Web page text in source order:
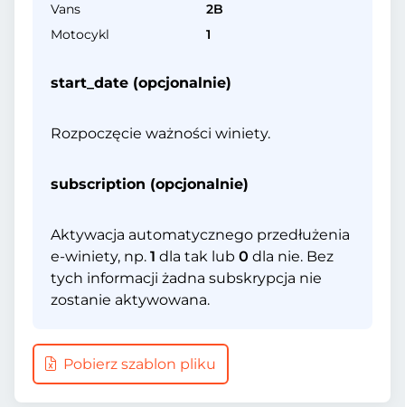
Vans
2B
Motocykl
1
start_date (opcjonalnie)
Rozpoczęcie ważności winiety.
subscription (opcjonalnie)
Aktywacja automatycznego przedłużenia
e-winiety, np. 1 dla tak lub 0 dla nie. Bez
tych informacji żadna subskrypcja nie
zostanie aktywowana.
Pobierz szablon pliku